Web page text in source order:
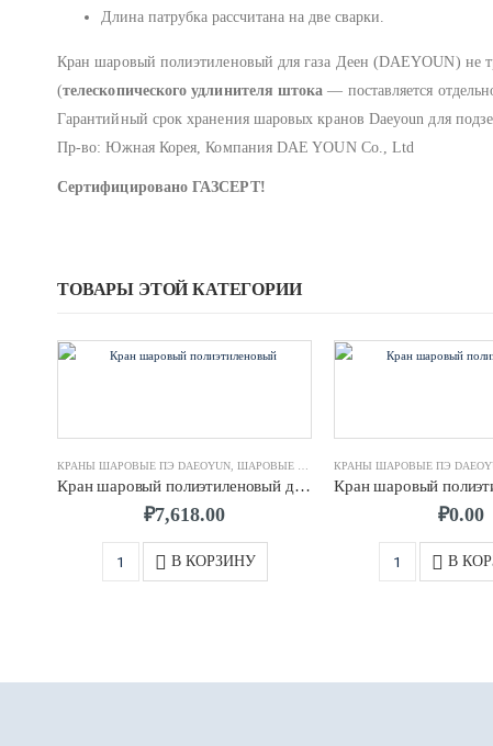
Длина патрубка рассчитана на две сварки.
Кран шаровый полиэтиленовый для газа Деен (DAEYOUN) не
(телескопического удлинителя штока — поставляется
Гарантийный срок хранения шаровых кранов Daeyoun для
Пр-во: Южная Корея, Компания DAE YOUN Co., Ltd
Сертифицировано ГАЗСЕРТ!
ТОВАРЫ ЭТОЙ КАТЕГОРИИ
КРАНЫ ШАРОВЫЕ ПЭ DAEOYUN ШАРОВЫЕ КРАНЫ
Кран шаровый полиэтиленовый д 0032 SDR11 ПЭ100 Daeoyun
₽7,618.00
В КОРЗИНУ
КРАНЫ ШАРОВЫЕ ПЭ
₽0.00
В